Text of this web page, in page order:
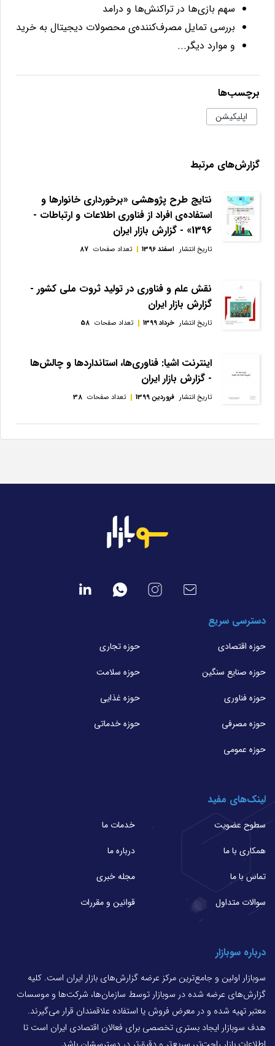
سهم بازی‌ها در تراکنش‌ها و درامد
بررسی تمایل مصرف‌کننده‌ی محصولات دیجیتال به خرید
و موارد دیگر...
برچسب‌ها
اپلیکیشن
گزارش‌های مرتبط
نتایج طرح پژوهشی «برخورداری خانوارها و
استفاده‌ی افراد از فناوری اطلاعات و ارتباطات -
1396» - گزارش بازار ایران
تاریخ انتشار اسفند 1396 تعداد صفحات 87
نقش علم و فناوری در تولید ثروت ملی کشور -
گزارش بازار ایران
تاریخ انتشار خرداد 1399 تعداد صفحات 58
اینترنت اشیا: فناوری‌ها، استانداردها و چالش‌ها
- گزارش بازار ایران
تاریخ انتشار فروردین 1399 تعداد صفحات 38
دسترسی سریع
حوزه اقتصادی
حوزه تجاری
حوزه صنایع سنگین
حوزه سلامت
حوزه فناوری
حوزه غذایی
حوزه مصرفی
حوزه خدماتی
حوزه عمومی
لینک‌های مفید
سطوح عضویت
خدمات ما
همکاری با ما
درباره ما
تماس با ما
مجله خبری
سوالات متداول
قوانین و مقررات
درباره سوبازار
سوبازار اولین و جامع‌ترین مرکز عرضه گزارش‌های بازار ایران است. کلیه
گزارش‌های عرضه شده در سوبازار توسط سازمان‌ها، شرکت‌ها و موسسات
معتبر تهیه شده و در معرض فروش یا استفاده علاقمندان قرار می‌گیرند.
هدف سوبازار ایجاد بستری تخصصی برای فعالان اقتصادی ایران است تا